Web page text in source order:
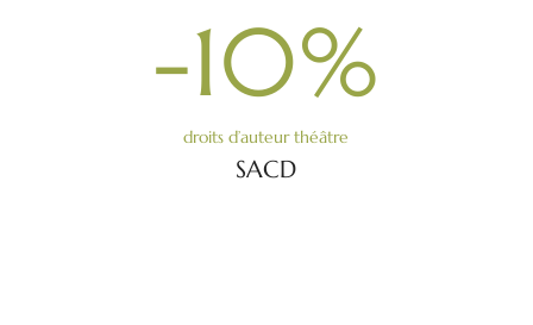
-10%
droits d’auteur théâtre
SACD